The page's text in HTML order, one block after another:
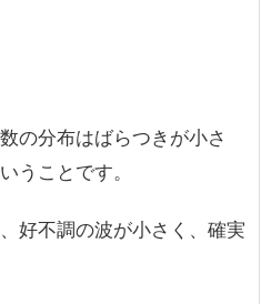
の分布はばらつきが小さ
うことです。
好不調の波が小さく、確実